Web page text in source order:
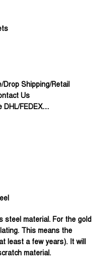
Shipping/Retail
Us
DHL/FEDEX…
steel material. For the gold
This means the
least a few years). It will
material.